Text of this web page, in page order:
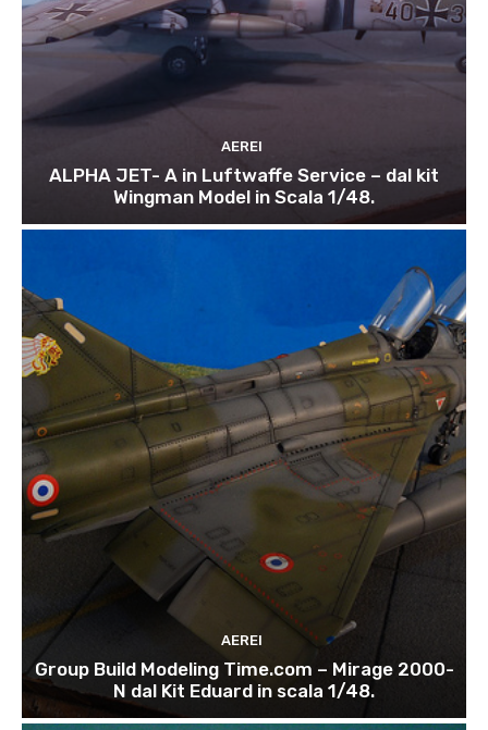
AEREI
ALPHA JET- A in Luftwaffe Service – dal kit
Wingman Model in Scala 1/48.
AEREI
Group Build Modeling Time.com – Mirage 2000-
N dal Kit Eduard in scala 1/48.